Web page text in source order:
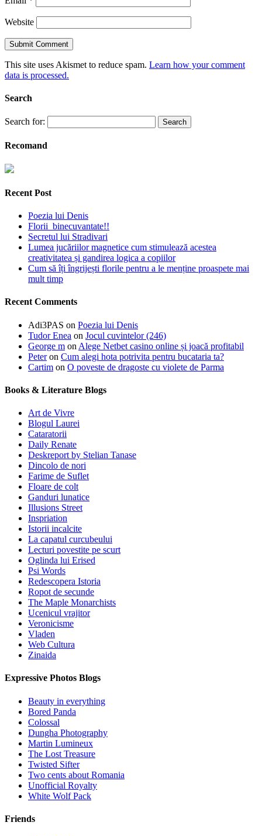
Website
This site uses Akismet to reduce spam. Learn how your comment
data is processed.
Search
Search for:
Recomand
Recent Post
Poezia lui Denis
Florii binecuvantate!!
Secretul lui Stradivari
Lumea jucăriilor magnetice cum stimulează acestea
creativitatea și gandirea logica a copiilor
Cum să îți îngrijești florile pentru a le menține proaspete mai
mult timp
Recent Comments
Adi3PAS on Poezia lui Denis
Tudor Enea on Jocul cuvintelor (246)
George m on Alege Netbet casino online și joacă profitabil
Peteron Cum alegi hota potrivita pentru bucataria ta?
Cartim on O poveste de dragoste cu violete de Parma
Books & Literature Blogs
Art de Vivre
Blogul Laurei
Cataratorii
Daily Renate
Deskreport by Stelian Tanase
Dincolo de nori
Farime de Suflet
Floare de colt
Ganduri lunatice
Illusions Street
Inspriation
Istorii incalcite
La capatul curcubeului
Lecturi povestite pe scurt
Oglinda lui Erised
Psi Words
Redescopera Istoria
Ropot de secunde
The Maple Monarchists
Ucenicul vrajitor
Veronicisme
Vladen
Web Cultura
Zinaida
Expressive Photos Blogs
Beauty in everything
Bored Panda
Colossal
Dungha Photography
Martin Lumineux
The Lost Treasure
Twisted Sifter
Two cents about Romania
Unofficial Royalty
White Wolf Pack
Friends